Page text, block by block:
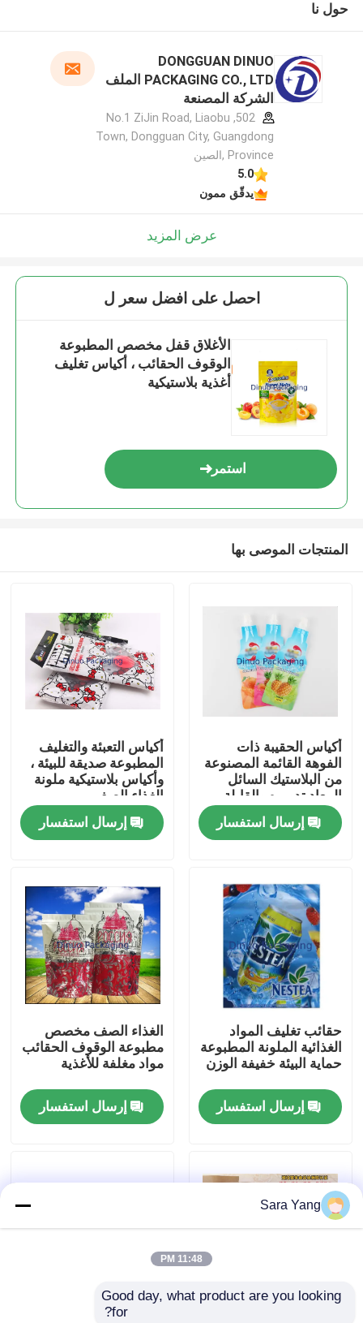
منتجات
مقاطع الفيديو
معلومات عنا
جولة المصنع
مراقبة الجودة
أخبار
حول نا
DONGGUAN DINUO
PACKAGING CO., LTD الملف
الشركة المصنعة
502, No.1 ZiJin Road, Liaobu
Town, Dongguan City, Guangdong
Province ,الصين
5.0
يدقّق ممون
عرض المزيد
احصل على افضل سعر ل
الأغلاق قفل مخصص المطبوعة
الوقوف الحقائب ، أكياس تغليف
أغذية بلاستيكية
استمر
المنتجات الموصى بها
أكياس الحقيبة ذات
الفوهة القائمة المصنوعة
من البلاستيك السائل
المعاد تدويره والقابلة
لإعادة التعبئة
إرسال استفسار
أكياس التعبئة والتغليف
المطبوعة صديقة للبيئة ،
وأكياس بلاستيكية ملونة
الغذاء الصف
إرسال استفسار
حقائب تغليف المواد
الغذائية الملونة المطبوعة
حماية البيئة خفيفة الوزن
إرسال استفسار
الغذاء الصف مخصص
مطبوعة الوقوف الحقائب
مواد مغلفة للأغذية
إرسال استفسار
شقة أسفل الجانب
Sara Yang
11:48 PM
Good day, what product are you looking
for?